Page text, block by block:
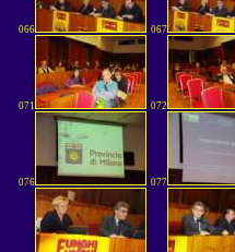
066 067
071 072
076 077